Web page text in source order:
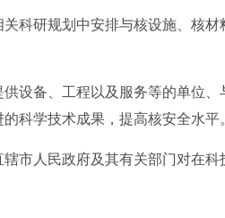
研规划中安排与核设施、核材
备、工程以及服务等的单位、
科学技术成果，提高核安全水平
人民政府及其有关部门对在科